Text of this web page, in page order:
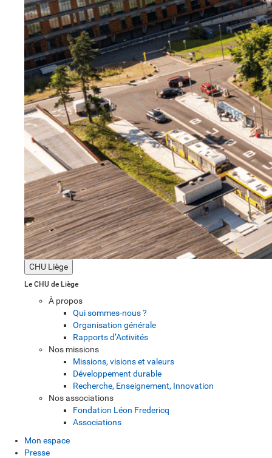
CHU Liège
Le CHU de Liège
À propos
Qui sommes-nous ?
Organisation générale
Rapports d’Activités
Nos missions
Missions, visions et valeurs
Développement durable
Recherche, Enseignement, Innovation
Nos associations
Fondation Léon Fredericq
Associations
Mon espace
Presse